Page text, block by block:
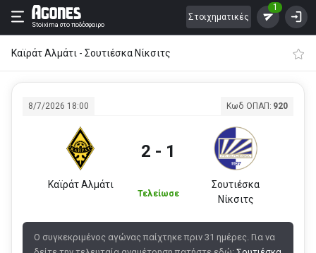
Stoixima στο ποδόσφαιρο
Στοιχηματικές
1
Καϊράτ Αλμάτι - Σουτιέσκα Νίκσιτς
8/7/2026 18:00 Κωδ ΟΠΑΠ: 920
Καϊράτ Αλμάτι
2 - 1
Τελείωσε
Σουτιέσκα
Νίκσιτς
Ο συγκεκριμένος αγώνας παίχτηκε πριν 31 ημέρες. Για να